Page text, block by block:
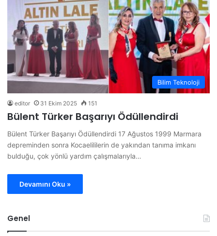
Bilim Teknoloji
editor 31 Ekim 2025 151
Bülent Türker Başarıyı Ödüllendirdi
Bülent Türker Başarıyı Ödüllendirdi 17 Ağustos 1999 Marmara
depreminden sonra Kocaelililerin de yakından tanıma imkanı
bulduğu, çok yönlü yardım çalışmalarıyla…
Devamını Oku »
Genel